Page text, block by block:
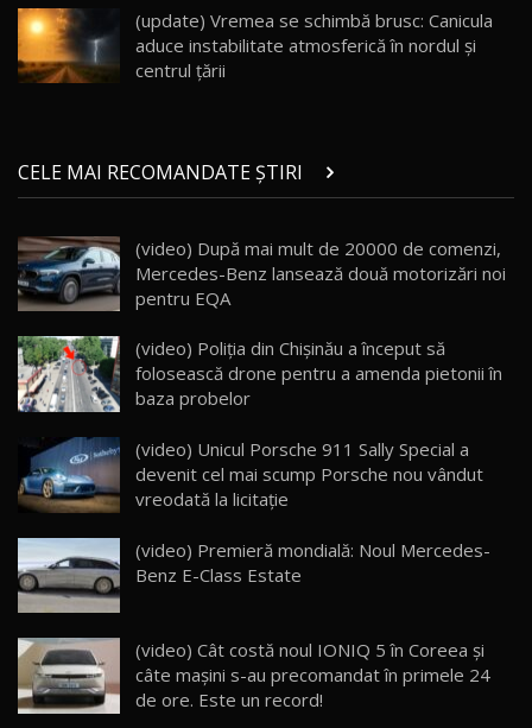
AutoBlog.MD
23:36
20
Noul ZEEKR 7X / Test Drive AutoBlog.MD
29:08
21
Micul BYD Dolphin Surf / Test Drive
AutoBlog.MD
16:59
22
Noua Mazda 6e / Test Drive AutoBlog.MD
26:59
23
Lynk & Co 01 / Test Drive AutoBlog.MD
25:19
24
ZEEKR 009: Cel mai Performant și Confortabil
Van Electric Testat în Moldova / AutoBlog.MD
26:38
mai Exclusiv și Puternic Defender Testat în
Moldova
32:21
26
AutoBlog.MD
10:57
(update) Vremea se schimbă brusc: Canicula
aduce instabilitate atmosferică în nordul și
centrul țării
CELE MAI RECOMANDATE ȘTIRI
(video) După mai mult de 20000 de comenzi,
Mercedes-Benz lansează două motorizări noi
pentru EQA
(video) Poliţia din Chişinău a început să
folosească drone pentru a amenda pietonii în
baza probelor
(video) Unicul Porsche 911 Sally Special a
devenit cel mai scump Porsche nou vândut
vreodată la licitaţie
(video) Premieră mondială: Noul Mercedes-
Benz E-Class Estate
(video) Cât costă noul IONIQ 5 în Coreea şi
câte maşini s-au precomandat în primele 24
de ore. Este un record!